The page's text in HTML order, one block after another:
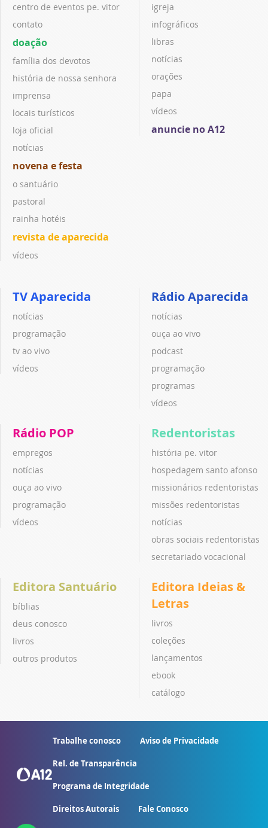
centro de eventos pe. vitor
contato
doação
família dos devotos
história de nossa senhora
imprensa
locais turísticos
loja oficial
notícias
novena e festa
o santuário
pastoral
rainha hotéis
revista de aparecida
vídeos
igreja
infográficos
libras
notícias
orações
papa
vídeos
anuncie no A12
TV Aparecida
notícias
programação
tv ao vivo
vídeos
Rádio Aparecida
notícias
ouça ao vivo
podcast
programação
programas
vídeos
Rádio POP
empregos
notícias
ouça ao vivo
programação
vídeos
Redentoristas
história pe. vitor
hospedagem santo afonso
missionários redentoristas
missões redentoristas
notícias
obras sociais redentoristas
secretariado vocacional
Editora Santuário
bíblias
deus conosco
livros
outros produtos
Editora Ideias &
Letras
livros
coleções
lançamentos
ebook
catálogo
Trabalhe conosco Aviso de Privacidade
Rel. de Transparência
Programa de Integridade
Direitos Autorais Fale Conosco